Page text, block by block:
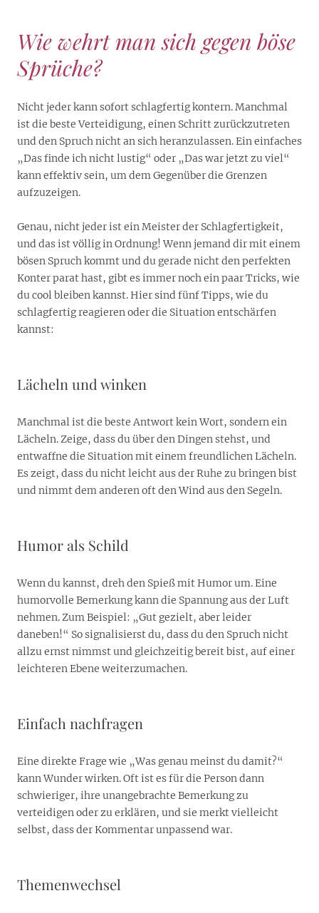
Wie wehrt man sich gegen böse
Sprüche?
Nicht jeder kann sofort schlagfertig kontern. Manchmal
ist die beste Verteidigung, einen Schritt zurückzutreten
und den Spruch nicht an sich heranzulassen. Ein einfaches
„Das finde ich nicht lustig“ oder „Das war jetzt zu viel“
kann effektiv sein, um dem Gegenüber die Grenzen
aufzuzeigen.
Genau, nicht jeder ist ein Meister der Schlagfertigkeit,
und das ist völlig in Ordnung! Wenn jemand dir mit einem
bösen Spruch kommt und du gerade nicht den perfekten
Konter parat hast, gibt es immer noch ein paar Tricks, wie
du cool bleiben kannst. Hier sind fünf Tipps, wie du
schlagfertig reagieren oder die Situation entschärfen
kannst:
Lächeln und winken
Manchmal ist die beste Antwort kein Wort, sondern ein
Lächeln. Zeige, dass du über den Dingen stehst, und
entwaffne die Situation mit einem freundlichen Lächeln.
Es zeigt, dass du nicht leicht aus der Ruhe zu bringen bist
und nimmt dem anderen oft den Wind aus den Segeln.
Humor als Schild
Wenn du kannst, dreh den Spieß mit Humor um. Eine
humorvolle Bemerkung kann die Spannung aus der Luft
nehmen. Zum Beispiel: „Gut gezielt, aber leider
daneben!“ So signalisierst du, dass du den Spruch nicht
allzu ernst nimmst und gleichzeitig bereit bist, auf einer
leichteren Ebene weiterzumachen.
Einfach nachfragen
Eine direkte Frage wie „Was genau meinst du damit?“
kann Wunder wirken. Oft ist es für die Person dann
schwieriger, ihre unangebrachte Bemerkung zu
verteidigen oder zu erklären, und sie merkt vielleicht
selbst, dass der Kommentar unpassend war.
Themenwechsel